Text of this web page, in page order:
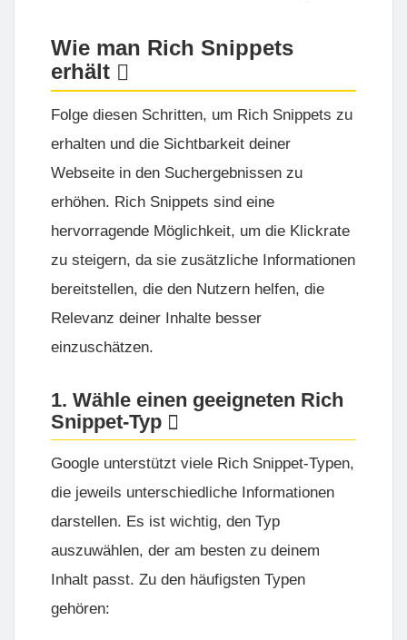
Wie man Rich Snippets
erhält
Folge diesen Schritten, um Rich Snippets zu
erhalten und die Sichtbarkeit deiner
Webseite in den Suchergebnissen zu
erhöhen. Rich Snippets sind eine
hervorragende Möglichkeit, um die Klickrate
zu steigern, da sie zusätzliche Informationen
bereitstellen, die den Nutzern helfen, die
Relevanz deiner Inhalte besser
einzuschätzen.
1. Wähle einen geeigneten Rich
Snippet-Typ
Google unterstützt viele Rich Snippet-Typen,
die jeweils unterschiedliche Informationen
darstellen. Es ist wichtig, den Typ
auszuwählen, der am besten zu deinem
Inhalt passt. Zu den häufigsten Typen
gehören: